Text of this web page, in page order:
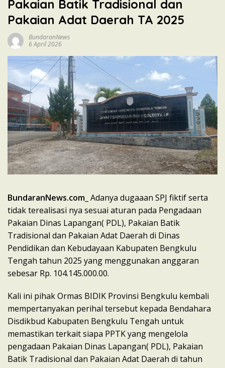
Pakaian Batik Tradisional dan
Pakaian Adat Daerah TA 2025
BundaranNews
6 April 2026
BundaranNews.com _ Adanya dugaaan SPJ fiktif serta
tidak terealisasi nya sesuai aturan pada Pengadaan
Pakaian Dinas Lapangan( PDL), Pakaian Batik
Tradisional dan Pakaian Adat Daerah di Dinas
Pendidikan dan Kebudayaan Kabupaten Bengkulu
Tengah tahun 2025 yang menggunakan anggaran
sebesar Rp. 104.145.000.00.
Kali ini pihak Ormas BIDIK Provinsi Bengkulu kembali
mempertanyakan perihal tersebut kepada Bendahara
Disdikbud Kabupaten Bengkulu Tengah untuk
memastikan terkait siapa PPTK yang mengelola
pengadaan Pakaian Dinas Lapangan( PDL), Pakaian
Batik Tradisional dan Pakaian Adat Daerah di tahun